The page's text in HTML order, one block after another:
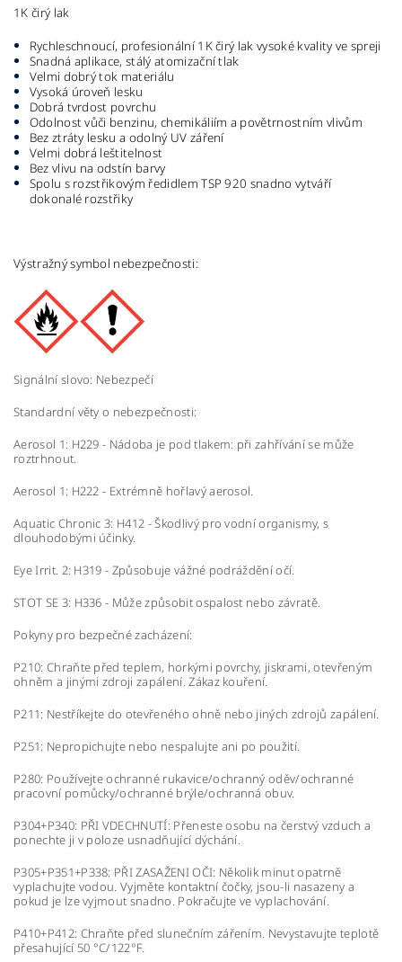
1K čirý lak
Rychleschnoucí, profesionální 1K čirý lak vysoké kvality ve spreji
Snadná aplikace, stálý atomizační tlak
Velmi dobrý tok materiálu
Vysoká úroveň lesku
Dobrá tvrdost povrchu
Odolnost vůči benzinu, chemikáliím a povětrnostním vlivům
Bez ztráty lesku a odolný UV záření
Velmi dobrá leštitelnost
Bez vlivu na odstín barvy
Spolu s rozstřikovým ředidlem TSP 920 snadno vytváří
dokonalé rozstřiky
Výstražný symbol nebezpečnosti:
Signální slovo: Nebezpečí
Standardní věty o nebezpečnosti:
Aerosol 1: H229 - Nádoba je pod tlakem: při zahřívání se může
roztrhnout.
Aerosol 1: H222 - Extrémně hořlavý aerosol.
Aquatic Chronic 3: H412 - Škodlivý pro vodní organismy, s
dlouhodobými účinky.
Eye Irrit. 2: H319 - Způsobuje vážné podráždění očí.
STOT SE 3: H336 - Může způsobit ospalost nebo závratě.
Pokyny pro bezpečné zacházení:
P210: Chraňte před teplem, horkými povrchy, jiskrami, otevřeným
ohněm a jinými zdroji zapálení. Zákaz kouření.
P211: Nestříkejte do otevřeného ohně nebo jiných zdrojů zapálení.
P251: Nepropichujte nebo nespalujte ani po použití.
P280: Používejte ochranné rukavice/ochranný oděv/ochranné
pracovní pomůcky/ochranné brýle/ochranná obuv.
P304+P340: PŘI VDECHNUTÍ: Přeneste osobu na čerstvý vzduch a
ponechte ji v poloze usnadňující dýchání.
P305+P351+P338: PŘI ZASAŽENI OČI: Několik minut opatrně
vyplachujte vodou. Vyjměte kontaktní čočky, jsou-li nasazeny a
pokud je lze vyjmout snadno. Pokračujte ve vyplachování.
P410+P412: Chraňte před slunečním zářením. Nevystavujte teplotě
přesahující 50 °C/122°F.